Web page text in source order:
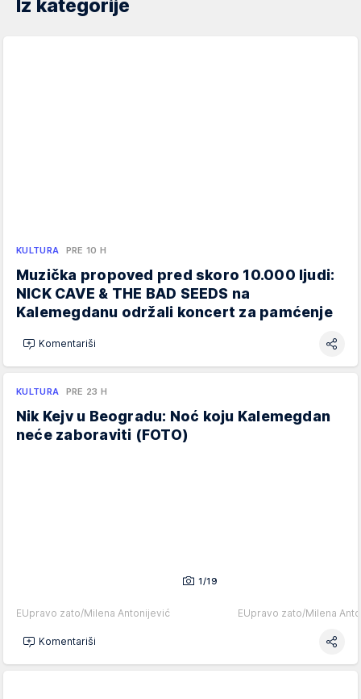
Iz kategorije
KULTURA PRE 10 H
Muzička propoved pred skoro 10.000 ljudi:
NICK CAVE & THE BAD SEEDS na
Kalemegdanu održali koncert za pamćenje
Komentariši
KULTURA PRE 23 H
Nik Kejv u Beogradu: Noć koju Kalemegdan
neće zaboraviti (FOTO)
1/19
EUpravo zato/Milena Antonijević EUpravo zato/Milena
Komentariši